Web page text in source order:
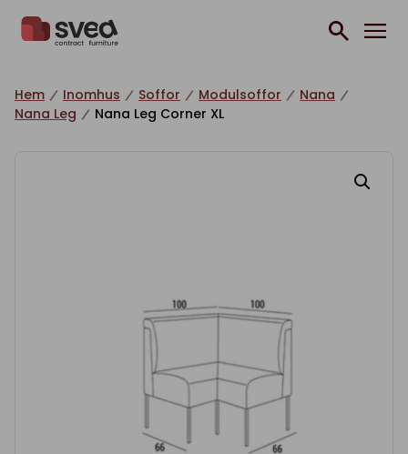
Hem Inomhus Soffor Modulsoffor
Nana
Nana Leg
Nana Leg Corner XL